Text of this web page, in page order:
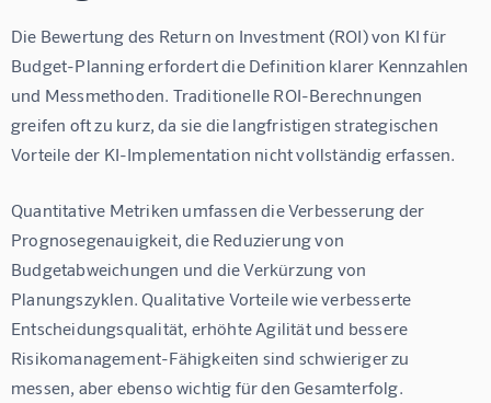
Die Bewertung des Return on Investment (ROI) von KI für
Budget-Planning erfordert die Definition klarer Kennzahlen
und Messmethoden. Traditionelle ROI-Berechnungen
greifen oft zu kurz, da sie die langfristigen strategischen
Vorteile der KI-Implementation nicht vollständig erfassen.
Quantitative Metriken umfassen die Verbesserung der
Prognosegenauigkeit, die Reduzierung von
Budgetabweichungen und die Verkürzung von
Planungszyklen. Qualitative Vorteile wie verbesserte
Entscheidungsqualität, erhöhte Agilität und bessere
Risikomanagement-Fähigkeiten sind schwieriger zu
messen, aber ebenso wichtig für den Gesamterfolg.